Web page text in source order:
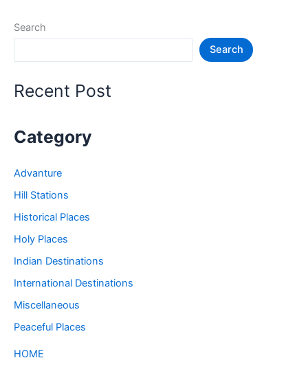
जगह
Places
Search
Search
Recent Post
Category
Advanture
Hill Stations
Historical Places
Holy Places
Indian Destinations
International Destinations
Miscellaneous
Peaceful Places
HOME